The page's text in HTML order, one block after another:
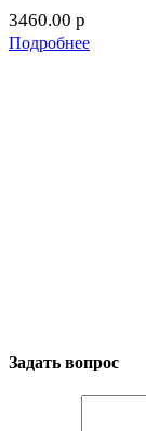
3460.00 p
Подробнее
Задать вопрос